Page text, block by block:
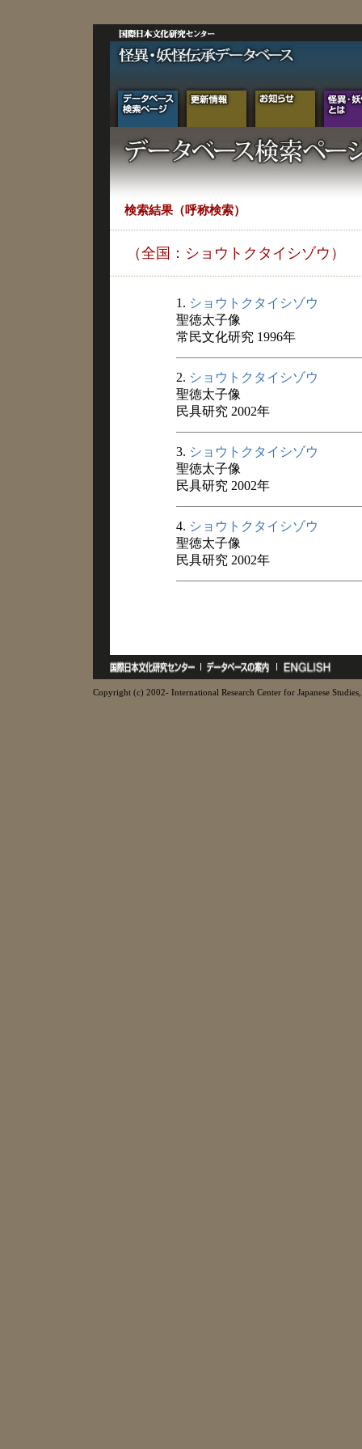
検索結果（呼称検索）
（全国：ショウトクタイシゾウ）
1. ショウトクタイシゾウ
聖徳太子像
常民文化研究 1996年
2. ショウトクタイシゾウ
聖徳太子像
民具研究 2002年
3. ショウトクタイシゾウ
聖徳太子像
民具研究 2002年
4. ショウトクタイシゾウ
聖徳太子像
民具研究 2002年
Copyright (c) 2002- International Research Center for Japanese